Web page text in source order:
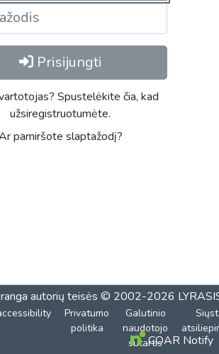
Prisijungti
Spustelėkite čia, kad
užsiregistruotumėte.
pamiršote slaptažodį?
autorių teisės © 2002-2026
Privatumo
politika
Galutinio
naudotojo
sutartisCOAR Notify